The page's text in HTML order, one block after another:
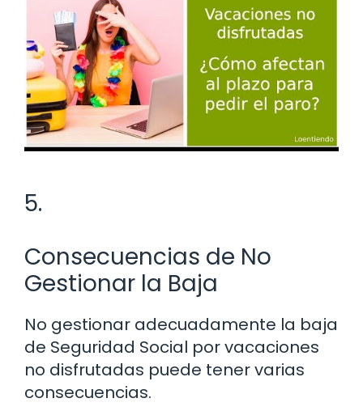
5.
Consecuencias de No
Gestionar la Baja
No gestionar adecuadamente la baja
de Seguridad Social por vacaciones
no disfrutadas puede tener varias
consecuencias.